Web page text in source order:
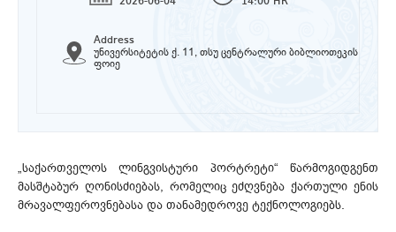
Address
უნივერსიტეტის ქ. 11, თსუ ცენტრალური ბიბლიოთეკის
ფოიე
„საქართველოს ლინგვისტური პორტრეტი“ წარმოგიდგენთ
მასშტაბურ ღონისძიებას, რომელიც ეძღვნება ქართული ენის
მრავალფეროვნებასა და თანამედროვე ტექნოლოგიებს.